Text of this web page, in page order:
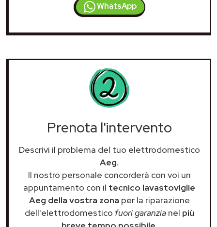
WhatsApp
Prenota l'intervento
Descrivi il problema del tuo elettrodomestico
Aeg.
Il nostro personale concorderà con voi un
appuntamento con il tecnico lavastoviglie
Aeg della vostra zona per la riparazione
dell'elettrodomestico fuori garanzianel più